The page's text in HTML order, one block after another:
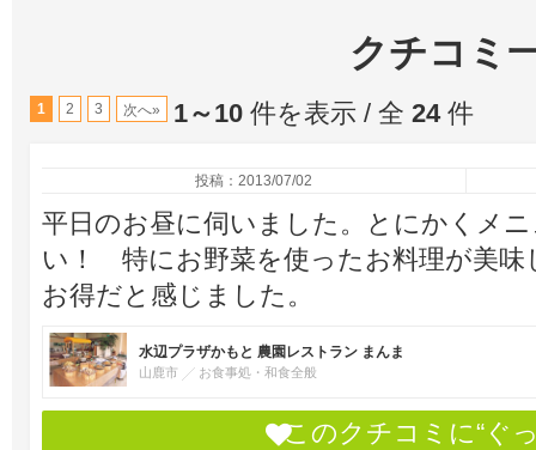
クチコミ
1 2 3 次へ» 1～10 件を表示 / 全 24件
投稿：2013/07/02
平日のお昼に伺いました。とにかくメ
い！ 特にお野菜を使ったお料理が美味
お得だと感じました。
水辺プラザかもと 農園レストラン まんま
山鹿市 お食事処・和食全般
このクチコミに“ぐ